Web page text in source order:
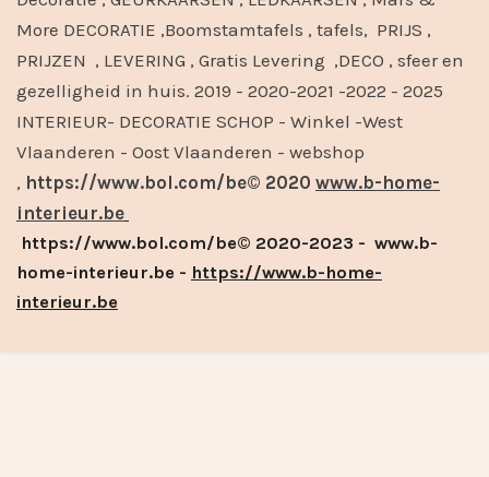
More DECORATIE ,Boomstamtafels , tafels, PRIJS ,
PRIJZEN , LEVERING , Gratis Levering ,DECO , sfeer en
gezelligheid in huis. 2019 - 2020-2021 -2022 - 2025
INTERIEUR- DECORATIE SCHOP - Winkel -West
Vlaanderen - Oost Vlaanderen - webshop
, https://www.bol.com/be© 2020 www.b-home-
interieur.be
https://www.bol.com/be© 2020-2023 - www.b-
home-interieur.be - https://www.b-home-
interieur.be